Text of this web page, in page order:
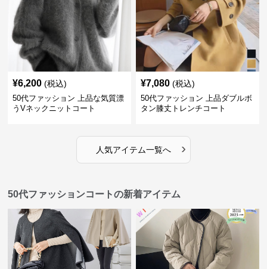
¥6,200 (税込)
50代ファッション 上品な気質漂
うVネックニットコート
¥7,080 (税込)
50代ファッション 上品ダブルボ
タン膝丈トレンチコート
人気アイテム一覧へ ›
50代ファッションコートの新着アイテム